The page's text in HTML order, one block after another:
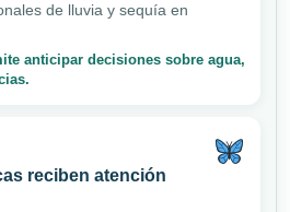
de lluvia y sequía en
anticipar decisiones sobre agua,
reciben atención